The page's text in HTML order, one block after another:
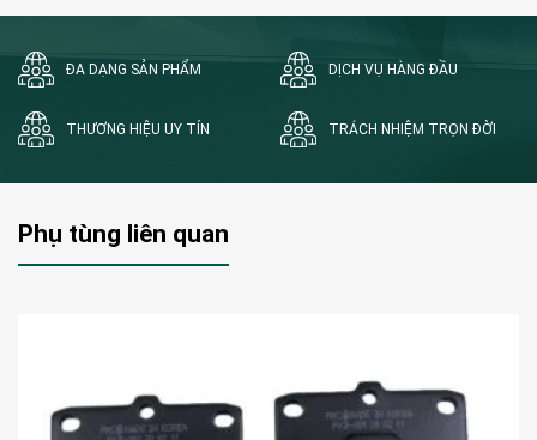
ĐA DẠNG SẢN PHẨM DỊCH VỤ HÀNG ĐẦU
THƯƠNG HIỆU UY TÍN TRÁCH NHIỆM TRỌN ĐỜI
Phụ tùng liên quan